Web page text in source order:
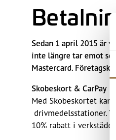
Sedan 1 april 2015 är
inte längre tar emot
Mastercard.
Skobeskort & CarPay
Med Skobeskortet kan
drivmedelsstationer.
10% rabatt i